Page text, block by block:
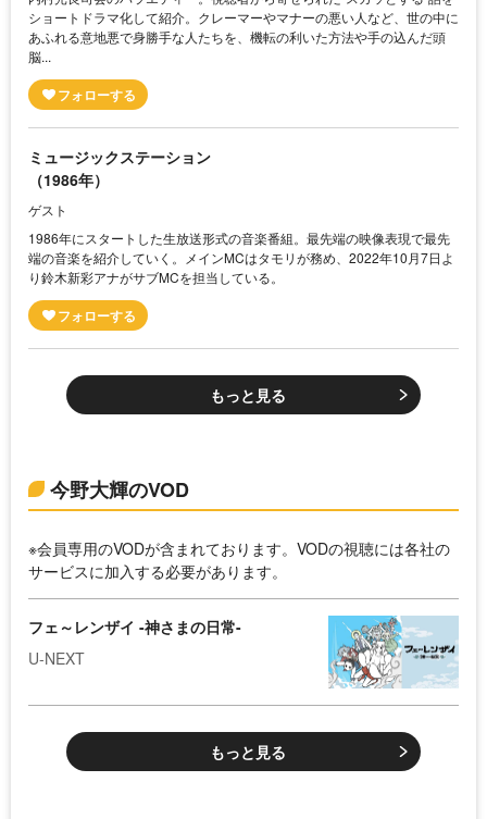
ショートドラマ化して紹介。クレーマーやマナーの悪い人など、世の中に
あふれる意地悪で身勝手な人たちを、機転の利いた方法や手の込んだ頭
脳...
ミュージックステーション
（1986年）
ゲスト
1986年にスタートした生放送形式の音楽番組。最先端の映像表現で最先
端の音楽を紹介していく。メインMCはタモリが務め、2022年10月7日よ
り鈴木新彩アナがサブMCを担当している。
もっと見る
今野大輝のVOD
※会員専用のVODが含まれております。VODの視聴には各社の
サービスに加入する必要があります。
フェ～レンザイ -神さまの日常-
U-NEXT
もっと見る